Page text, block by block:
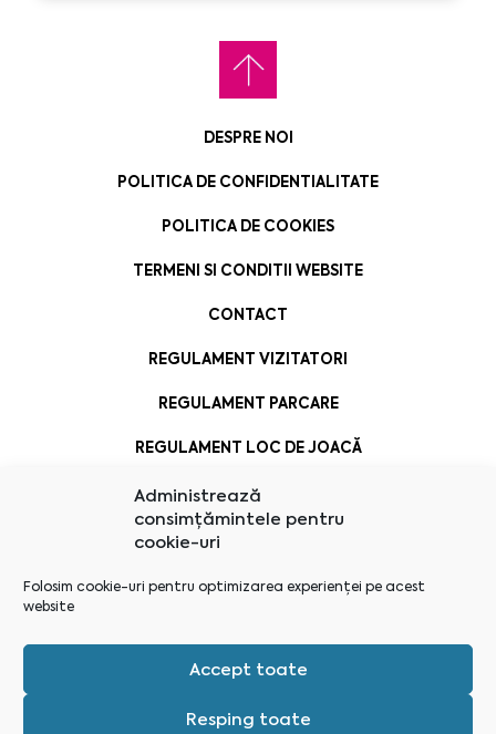
Administrează
consimțămintele pentru
cookie-uri
Folosim cookie-uri pentru optimizarea experienței pe acest
website
Accept toate
Resping toate
DESPRE NOI
POLITICA DE CONFIDENTIALITATE
POLITICA DE COOKIES
TERMENI SI CONDITII WEBSITE
CONTACT
REGULAMENT VIZITATORI
REGULAMENT PARCARE
REGULAMENT LOC DE JOACĂ